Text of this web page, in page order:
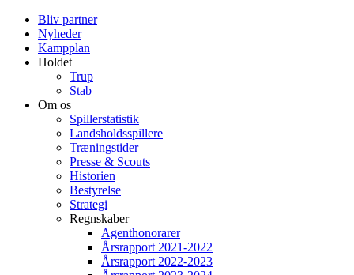
Bliv partner
Nyheder
Kampplan
Holdet
Trup
Stab
Om os
Spillerstatistik
Landsholdsspillere
Træningstider
Presse & Scouts
Historien
Bestyrelse
Strategi
Regnskaber
Agenthonorarer
Årsrapport 2021-2022
Årsrapport 2022-2023